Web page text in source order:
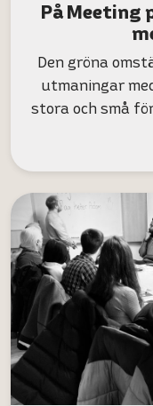
På Meeting
Den gröna
utmaningar
stora och små